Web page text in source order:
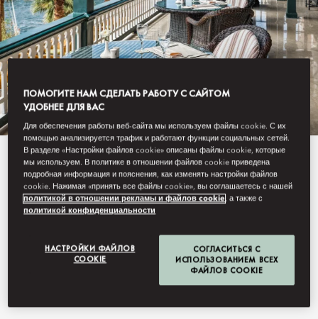
View All
THE TERRACE
Afternoon Tea and sunset drinks, with panoramic views of
ПОМОГИТЕ НАМ СДЕЛАТЬ РАБОТУ С САЙТОМ
УДОБНЕЕ ДЛЯ ВАС
Для обеспечения работы веб-сайта мы используем файлы cookie. С их
помощью анализируется трафик и работают функции социальных сетей.
В разделе «Настройки файлов cookie» описаны файлы cookie, которые
мы используем. В политике в отношении файлов cookie приведена
подробная информация и пояснения, как изменять настройки файлов
cookie. Нажимая «принять все файлы cookie», вы соглашаетесь с нашей
политикой в отношении рекламы и файлов cookie, а также с
политикой конфиденциальности
НАСТРОЙКИ ФАЙЛОВ
COOKIE
СОГЛАСИТЬСЯ С
ИСПОЛЬЗОВАНИЕМ ВСЕХ
ФАЙЛОВ COOKIE